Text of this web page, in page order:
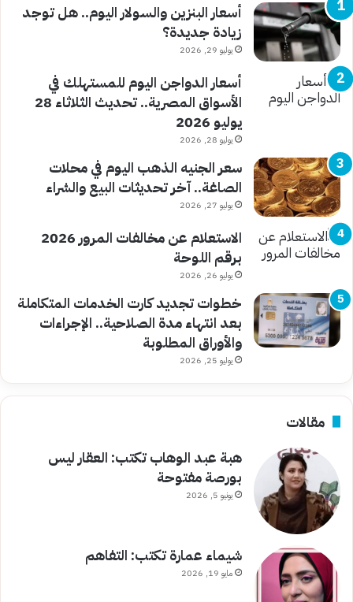
أسعار البنزين والسولار اليوم.. هل توجد
زيادة جديدة؟
يوليو 29, 2026
أسعار الدواجن اليوم للمستهلك في
الأسواق المصرية.. تحديث الثلاثاء 28
يوليو 2026
يوليو 28, 2026
سعر الجنيه الذهب اليوم في محلات
الصاغة.. آخر تحديثات البيع والشراء
يوليو 27, 2026
الاستعلام عن مخالفات المرور 2026
برقم اللوحة
يوليو 26, 2026
خطوات تجديد كارت الخدمات المتكاملة
بعد انتهاء مدة الصلاحية.. الإجراءات
والأوراق المطلوبة
يوليو 25, 2026
مقالات
هبة عبد الوهاب تكتب: العقار ليس
بورصة مفتوحة
يونيو 5, 2026
شيماء عمارة تكتب: التفاهم
مايو 19, 2026